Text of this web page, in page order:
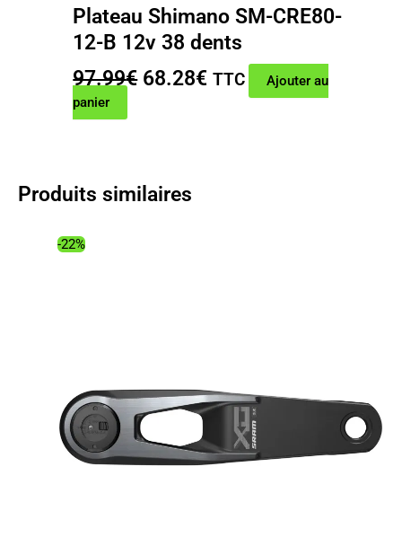
Plateau Shimano SM-CRE80-
12-B 12v 38 dents
97.99€ Le
97.99€.
68.28€ Le
TTC
Ajouter au
panier
Produits similaires
-22%